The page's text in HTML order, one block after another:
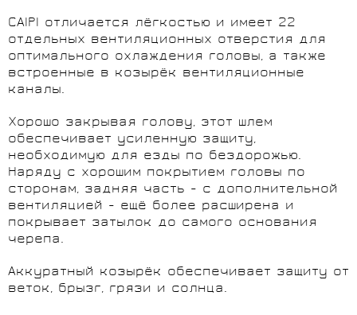
CAIPI отличается лёгкостью и имеет 22
отдельных вентиляционных отверстия для
оптимального охлаждения головы, а также
встроенные в козырёк вентиляционные
каналы.
Хорошо закрывая голову, этот шлем
обеспечивает усиленную защиту,
необходимую для езды по бездорожью.
Наряду с хорошим покрытием головы по
сторонам, задняя часть - с дополнительной
вентиляцией - ещё более расширена и
покрывает затылок до самого основания
черепа.
Аккуратный козырёк обеспечивает защиту от
веток, брызг, грязи и солнца.